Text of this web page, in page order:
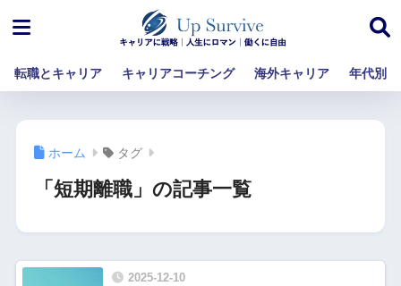
転職とキャリア キャリアコーチング 海外キャリア 年代別
ホーム タグ
「短期離職」の記事一覧
2025-12-10